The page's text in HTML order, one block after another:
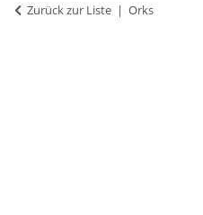
Zurück zur Liste Orks